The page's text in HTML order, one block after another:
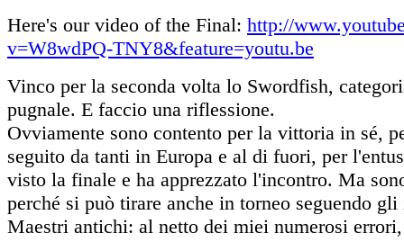
Here's our video of the Final: http://
v=W8wdPQ-TNY8&feature=youtu.be
Vinco per la seconda volta lo Swordfish,
pugnale. E faccio una riflessione.
Ovviamente sono contento per la vittoria in sé,
seguito da tanti in Europa e al di fuori, per
visto la finale e ha apprezzato l'incontro. Ma
perché si può tirare anche in torneo seguendo
Maestri antichi: al netto dei miei numerosi